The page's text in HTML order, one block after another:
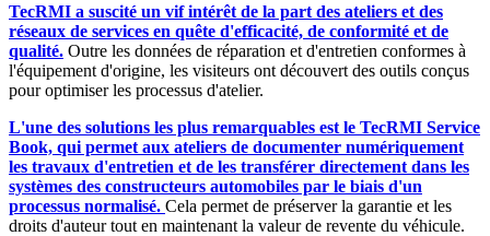
TecRMI a suscité un vif intérêt de la part des ateliers et des
réseaux de services en quête d'efficacité, de conformité et de
qualité. Outre les données de réparation et d'entretien conformes à
l'équipement d'origine, les visiteurs ont découvert des outils conçus
pour optimiser les processus d'atelier.
L'une des solutions les plus remarquables est le TecRMI Service
Book, qui permet aux ateliers de documenter numériquement
les travaux d'entretien et de les transférer directement dans les
systèmes des constructeurs automobiles par le biais d'un
processus normalisé. Cela permet de préserver la garantie et les
droits d'auteur tout en maintenant la valeur de revente du véhicule.